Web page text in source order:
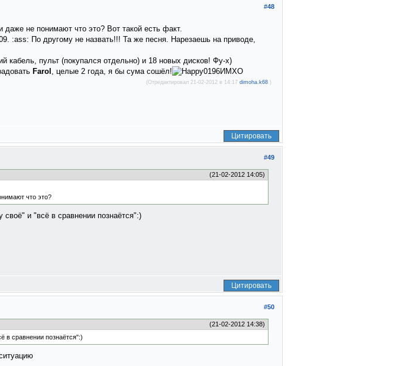
#48
не понимают что это? Вот такой есть факт.
:ass: По другому не назвать!!! Та же песня. Нарезаешь на приводе,
кабель, пульт (покупался отдельно) и 18 новых дисков! Фу-х)
Farol , целые 2 года, я бы сума сошёл! ИМХО
(Отредактировал 21-02-2012 в 14:17 dimoha.k68.)
Цитировать
#49
(21-02-2012 14:05)
что это?
и "всё в сравнении познаётся":)
Цитировать
#50
(21-02-2012 14:38)
в сравнении познаётся":)